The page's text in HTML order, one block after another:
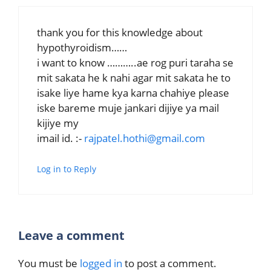
thank you for this knowledge about
hypothyroidism……
i want to know ………..ae rog puri taraha se
mit sakata he k nahi agar mit sakata he to
isake liye hame kya karna chahiye please
iske bareme muje jankari dijiye ya mail
kijiye my
imail id. :- rajpatel.hothi@gmail.com
Log in to Reply
Leave a comment
You must be logged in to post a comment.